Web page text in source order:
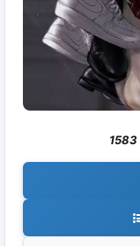
1583